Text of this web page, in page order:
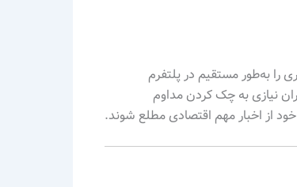
را به‌طور مستقیم در پلتفرم
نیازی به چک کردن مداوم
از اخبار مهم اقتصادی مطلع شوند.